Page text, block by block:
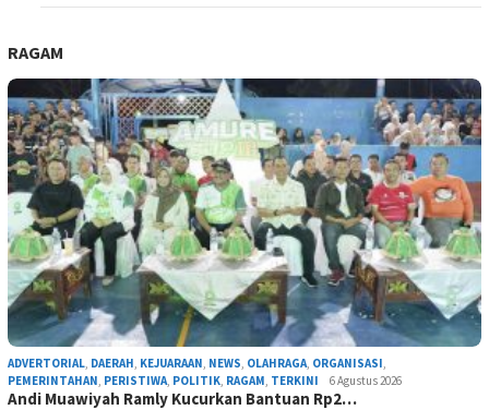
RAGAM
ADVERTORIAL DAERAH KEJUARAAN NEWS OLAHRAGA ORGANISASI
PEMERINTAHAN PERISTIWA POLITIK RAGAM TERKINI 6 Agustus 2026
Andi Muawiyah Ramly Kucurkan Bantuan Rp2…